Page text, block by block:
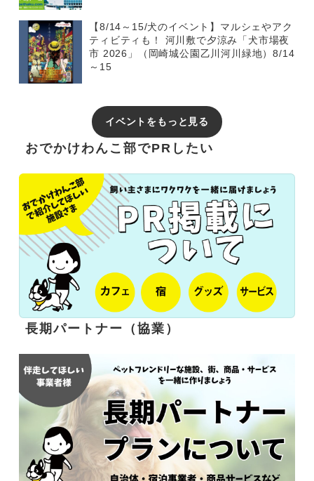
【8/14～15/犬のイベント】マルシェやアク
ティビティも！ 河川敷で夕涼み「犬市場夜
市 2026」（岡崎城公園乙川河川緑地）8/14
～15
イベントをもっと見る
おでかけわんこ部でPRしたい
長期パートナー（協業）